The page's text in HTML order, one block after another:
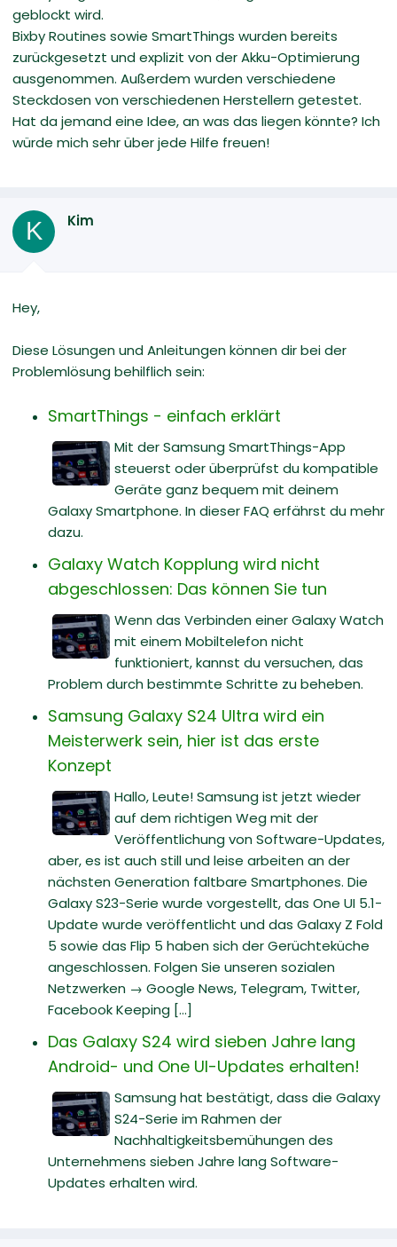
geblockt wird.
Bixby Routines sowie SmartThings wurden bereits
zurückgesetzt und explizit von der Akku-Optimierung
ausgenommen. Außerdem wurden verschiedene
Steckdosen von verschiedenen Herstellern getestet.
Hat da jemand eine Idee, an was das liegen könnte? Ich
würde mich sehr über jede Hilfe freuen!
K Kim
Hey,
Diese Lösungen und Anleitungen können dir bei der
Problemlösung behilflich sein:
SmartThings - einfach erklärt
Mit der Samsung SmartThings-App
steuerst oder überprüfst du kompatible
Geräte ganz bequem mit deinem
Galaxy Smartphone. In dieser FAQ erfährst du mehr
dazu.
Galaxy Watch Kopplung wird nicht
abgeschlossen: Das können Sie tun
Wenn das Verbinden einer Galaxy Watch
mit einem Mobiltelefon nicht
funktioniert, kannst du versuchen, das
Problem durch bestimmte Schritte zu beheben.
Samsung Galaxy S24 Ultra wird ein
Meisterwerk sein, hier ist das erste
Konzept
Hallo, Leute! Samsung ist jetzt wieder
auf dem richtigen Weg mit der
Veröffentlichung von Software-Updates,
aber, es ist auch still und leise arbeiten an der
nächsten Generation faltbare Smartphones. Die
Galaxy S23-Serie wurde vorgestellt, das One UI 5.1-
Update wurde veröffentlicht und das Galaxy Z Fold
5 sowie das Flip 5 haben sich der Gerüchteküche
angeschlossen. Folgen Sie unseren sozialen
Netzwerken → Google News, Telegram, Twitter,
Facebook Keeping [...]
Das Galaxy S24 wird sieben Jahre lang
Android- und One UI-Updates erhalten!
Samsung hat bestätigt, dass die Galaxy
S24-Serie im Rahmen der
Nachhaltigkeitsbemühungen des
Unternehmens sieben Jahre lang Software-
Updates erhalten wird.